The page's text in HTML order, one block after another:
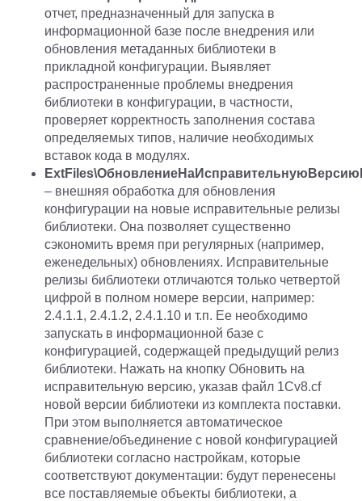
отчет, предназначенный для запуска в
информационной базе после внедрения или
обновления метаданных библиотеки в
прикладной конфигурации. Выявляет
распространенные проблемы внедрения
библиотеки в конфигурации, в частности,
проверяет корректность заполнения состава
определяемых типов, наличие необходимых
вставок кода в модулях.
– внешняя обработка для обновления
конфигурации на новые исправительные релизы
библиотеки. Она позволяет существенно
сэкономить время при регулярных (например,
еженедельных) обновлениях. Исправительные
релизы библиотеки отличаются только четвертой
цифрой в полном номере версии, например:
2.4.1.1, 2.4.1.2, 2.4.1.10 и т.п. Ее необходимо
запускать в информационной базе с
конфигурацией, содержащей предыдущий релиз
библиотеки. Нажать на кнопку Обновить на
исправительную версию, указав файл 1Cv8.cf
новой версии библиотеки из комплекта поставки.
При этом выполняется автоматическое
сравнение/объединение с новой конфигурацией
библиотеки согласно настройкам, которые
соответствуют документации: будут перенесены
все поставляемые объекты библиотеки, а